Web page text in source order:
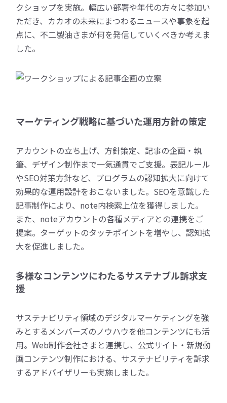
クショップを実施。幅広い部署や年代の方々に参加い
ただき、カカオの未来にまつわるニュースや事象を起
点に、不二製油さまが何を発信していくべきか考えま
した。
マーケティング戦略に基づいた運用方針の策定
アカウントの立ち上げ、方針策定、記事の企画・執
筆、デザイン制作まで一気通貫でご支援。表記ルール
やSEO対策方針など、プログラムの認知拡大に向けて
効果的な運用設計をおこないました。SEOを意識した
記事制作により、note内検索上位を獲得しました。
また、noteアカウントの各種メディアとの連携をご
提案。ターゲットのタッチポイントを増やし、認知拡
大を促進しました。
多様なコンテンツにわたるサステナブル訴求支
援
サステナビリティ領域のデジタルマーケティングを強
みとするメンバーズのノウハウを他コンテンツにも活
用。Web制作会社さまと連携し、公式サイト・新規動
画コンテンツ制作における、サステナビリティを訴求
するアドバイザリーも実施しました。